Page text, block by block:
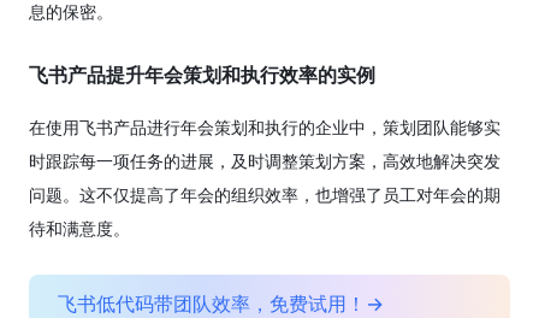
息的保密。
飞书产品提升年会策划和执行效率的实例
在使用飞书产品进行年会策划和执行的企业中，策划团队能够实
时跟踪每一项任务的进展，及时调整策划方案，高效地解决突发
问题。这不仅提高了年会的组织效率，也增强了员工对年会的期
待和满意度。
飞书低代码带团队效率，免费试用！→